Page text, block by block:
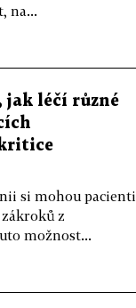
na...
jak léčí různé
si mohou pacienti
z
možnost...